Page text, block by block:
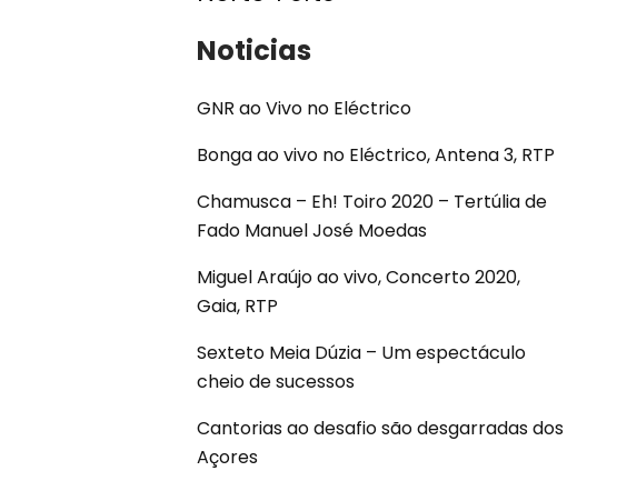
Noticias
GNR ao Vivo no Eléctrico
Bonga ao vivo no Eléctrico, Antena 3, RTP
Chamusca – Eh! Toiro 2020 – Tertúlia de
Fado Manuel José Moedas
Miguel Araújo ao vivo, Concerto 2020,
Gaia, RTP
Sexteto Meia Dúzia – Um espectáculo
cheio de sucessos
Cantorias ao desafio são desgarradas dos
Açores